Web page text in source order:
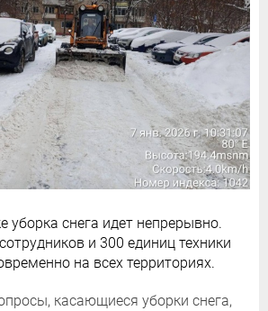
уборка снега идет непрерывно.
и 300 единиц техники
на всех территориях.
касающиеся уборки снега,